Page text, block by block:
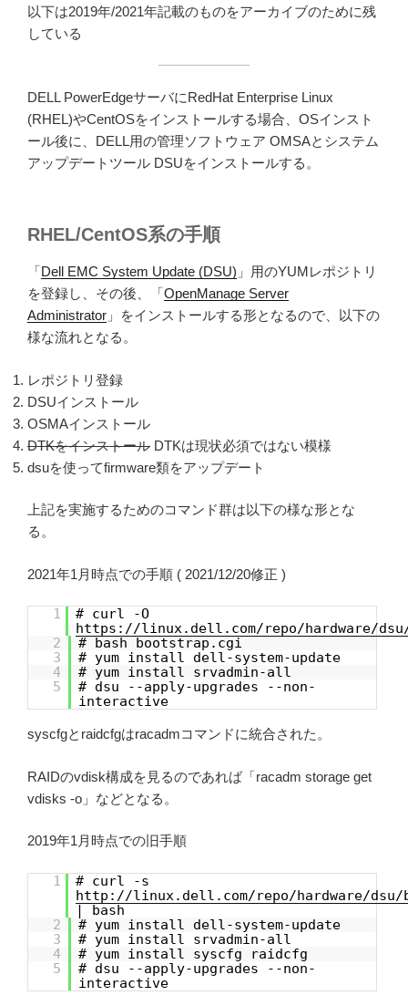
以下は2019年/2021年記載のものをアーカイブのために残
している
DELL PowerEdgeサーバにRedHat Enterprise Linux
(RHEL)やCentOSをインストールする場合、OSインスト
ール後に、DELL用の管理ソフトウェア OMSAとシステム
アップデートツール DSUをインストールする。
RHEL/CentOS系の手順
「Dell EMC System Update (DSU) 」用のYUMレポジトリ
を登録し、その後、「OpenManage Server
Administrator 」をインストールする形となるので、以下の
様な流れとなる。
レポジトリ登録
DSUインストール
OSMAインストール
DTKをインストール DTKは現状必須ではない模様
dsuを使ってfirmware類をアップデート
上記を実施するためのコマンド群は以下の様な形とな
る。
2021年1月時点での手順 ( 2021/12/20修正 )
1
# curl -O
https://linux.dell.com/repo/hardware/
2
# bash bootstrap.cgi
3
# yum install dell-system-update
4
# yum install srvadmin-all
5
# dsu --apply-upgrades --non-
interactive
syscfgとraidcfgはracadmコマンドに統合された。
RAIDのvdisk構成を見るのであれば「racadm storage get
vdisks -o」などとなる。
2019年1月時点での旧手順
1
# curl -s
http://linux.dell.com/repo/hardware/dsu/
| bash
2
# yum install dell-system-update
3
# yum install srvadmin-all
4
# yum install syscfg raidcfg
5
# dsu --apply-upgrades --non-
interactive